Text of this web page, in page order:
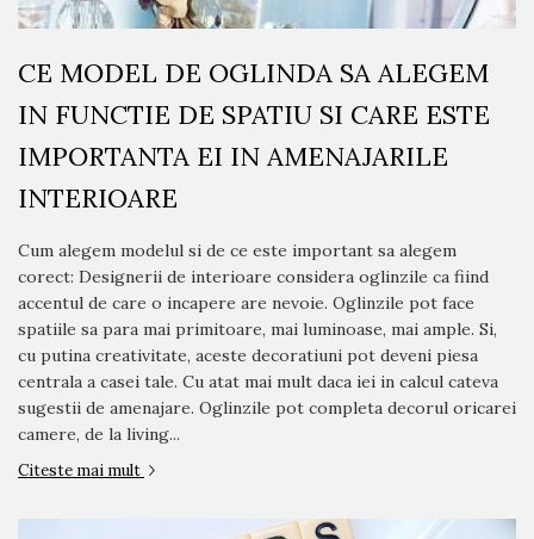
CE MODEL DE OGLINDA SA ALEGEM
IN FUNCTIE DE SPATIU SI CARE ESTE
IMPORTANTA EI IN AMENAJARILE
INTERIOARE
Cum alegem modelul si de ce este important sa alegem
corect: Designerii de interioare considera oglinzile ca fiind
accentul de care o incapere are nevoie. Oglinzile pot face
spatiile sa para mai primitoare, mai luminoase, mai ample. Si,
cu putina creativitate, aceste decoratiuni pot deveni piesa
centrala a casei tale. Cu atat mai mult daca iei in calcul cateva
sugestii de amenajare. Oglinzile pot completa decorul oricarei
camere, de la living...
Citeste mai mult